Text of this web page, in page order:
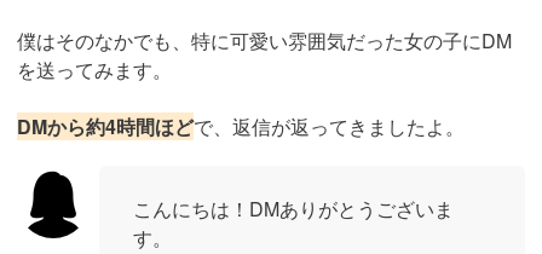
僕はそのなかでも、特に可愛い雰囲気だった女の子にDM
を送ってみます。
DMから約4時間ほどで、返信が返ってきましたよ。
こんにちは！DMありがとうございま
す。